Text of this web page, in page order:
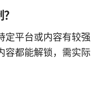
定平台或内容有较强
容都能解锁，需实际